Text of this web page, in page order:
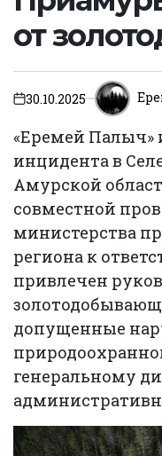
от
on30.10.2025
«Еремей Палыч»
инцидента в
Амурской
совместной
министерства
региона к
привлечен
допущенные
генеральному